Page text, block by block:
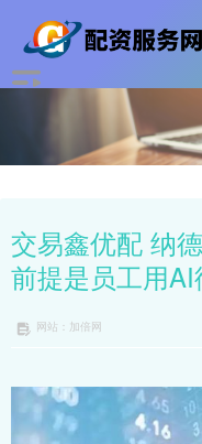
交易鑫优配 纳
前提是员工用
网站：加倍网